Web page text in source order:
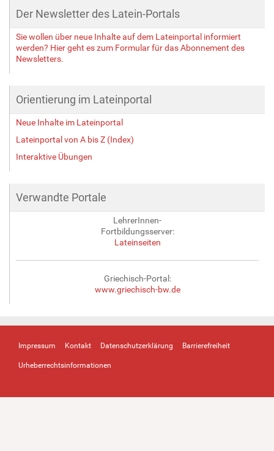
Der Newsletter des Latein-Portals
Sie wollen über neue Inhalte auf dem Lateinportal informiert
werden? Hier geht es zum Formular für das Abonnement des
Newsletters.
Orientierung im Lateinportal
Neue Inhalte im Lateinportal
Lateinportal von A bis Z (Index)
Interaktive Übungen
Verwandte Portale
LehrerInnen-
Fortbildungsserver:
Lateinseiten
Griechisch-Portal:
www.griechisch-bw.de
Impressum Kontakt Datenschutzerklärung Barrierefreiheit
Urheberrechtsinformationen